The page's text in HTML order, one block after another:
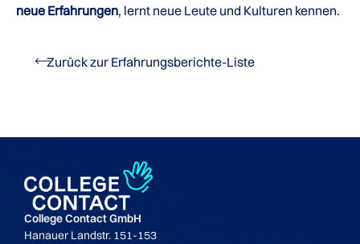
neue Erfahrungen, lernt neue Leute und Kulturen kennen.
Zurück zur Erfahrungsberichte-Liste
College Contact GmbH
Hanauer Landstr. 151-153